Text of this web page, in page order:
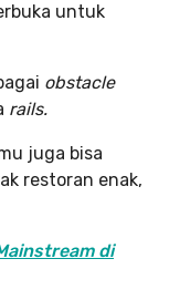
untuk
obstacle
rails.
juga bisa
restoran enak,
di